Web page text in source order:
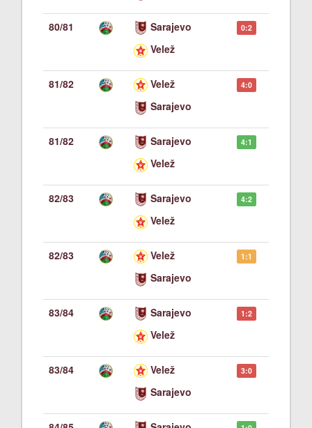
80/81
Sarajevo
Velež
0:2
81/82
Velež
Sarajevo
4:0
81/82
Sarajevo
Velež
4:1
82/83
Sarajevo
Velež
4:2
82/83
Velež
Sarajevo
1:1
83/84
Sarajevo
Velež
1:2
83/84
Velež
Sarajevo
3:0